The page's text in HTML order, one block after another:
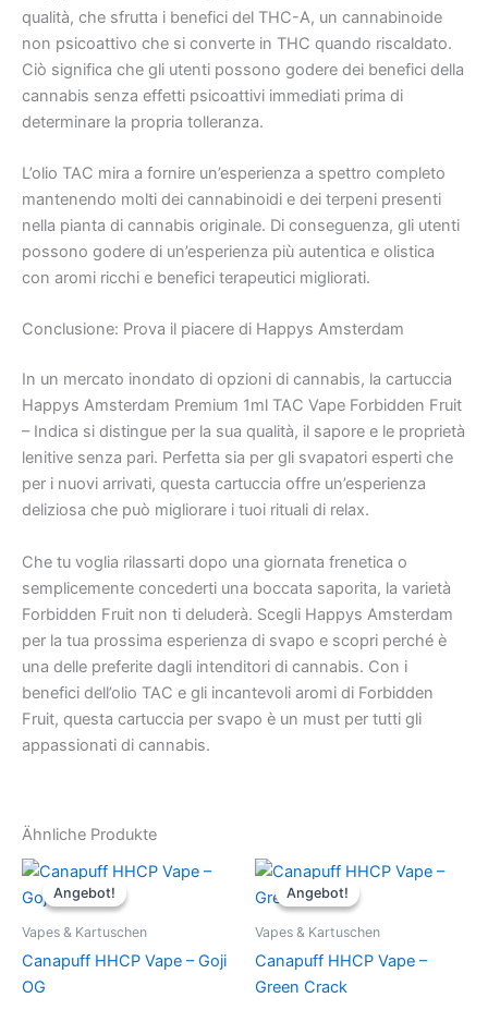
qualità, che sfrutta i benefici del THC-A, un cannabinoide
non psicoattivo che si converte in THC quando riscaldato.
Ciò significa che gli utenti possono godere dei benefici della
cannabis senza effetti psicoattivi immediati prima di
determinare la propria tolleranza.
L’olio TAC mira a fornire un’esperienza a spettro completo
mantenendo molti dei cannabinoidi e dei terpeni presenti
nella pianta di cannabis originale. Di conseguenza, gli utenti
possono godere di un’esperienza più autentica e olistica
con aromi ricchi e benefici terapeutici migliorati.
Conclusione: Prova il piacere di Happys Amsterdam
In un mercato inondato di opzioni di cannabis, la cartuccia
Happys Amsterdam Premium 1ml TAC Vape Forbidden Fruit
– Indica si distingue per la sua qualità, il sapore e le proprietà
lenitive senza pari. Perfetta sia per gli svapatori esperti che
per i nuovi arrivati, questa cartuccia offre un’esperienza
deliziosa che può migliorare i tuoi rituali di relax.
Che tu voglia rilassarti dopo una giornata frenetica o
semplicemente concederti una boccata saporita, la varietà
Forbidden Fruit non ti deluderà. Scegli Happys Amsterdam
per la tua prossima esperienza di svapo e scopri perché è
una delle preferite dagli intenditori di cannabis. Con i
benefici dell’olio TAC e gli incantevoli aromi di Forbidden
Fruit, questa cartuccia per svapo è un must per tutti gli
appassionati di cannabis.
Ähnliche Produkte
Angebot!
Angebot!
Vapes & Kartuschen
Canapuff HHCP Vape – Goji
OG
Angebot!
Angebot!
Vapes & Kartuschen
Canapuff HHCP Vape –
Green Crack